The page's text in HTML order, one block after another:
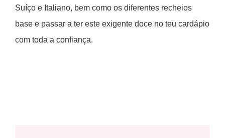
Suíço e Italiano, bem como os diferentes recheios
base e passar a ter este exigente doce no teu cardápio
com toda a confiança.